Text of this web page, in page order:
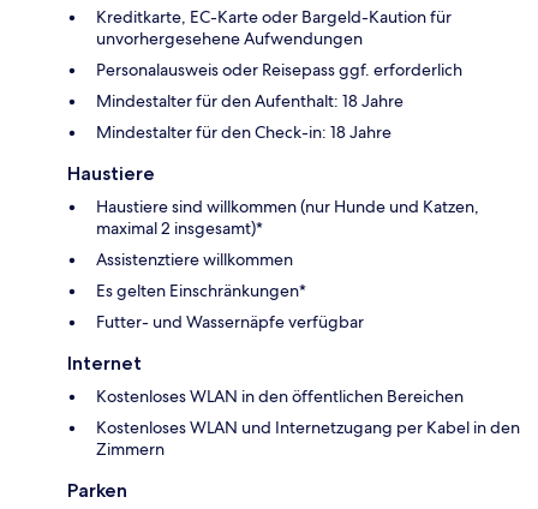
Kreditkarte, EC-Karte oder Bargeld-Kaution für
unvorhergesehene Aufwendungen
Personalausweis oder Reisepass ggf. erforderlich
Mindestalter für den Aufenthalt: 18 Jahre
Mindestalter für den Check-in: 18 Jahre
Haustiere
Haustiere sind willkommen (nur Hunde und Katzen,
maximal 2 insgesamt)*
Assistenztiere willkommen
Es gelten Einschränkungen*
Futter- und Wassernäpfe verfügbar
Internet
Kostenloses WLAN in den öffentlichen Bereichen
Kostenloses WLAN und Internetzugang per Kabel in den
Zimmern
Parken